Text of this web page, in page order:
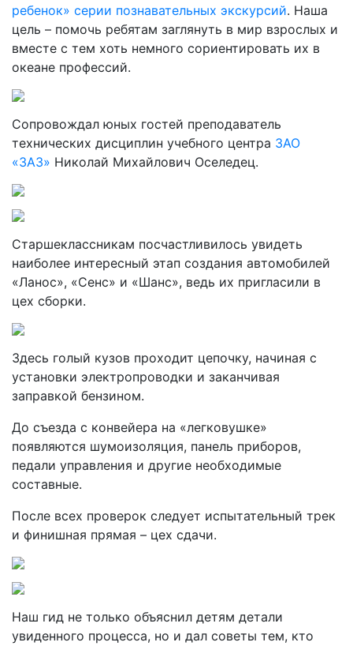
ребенок» серии познавательных экскурсий. Наша
цель – помочь ребятам заглянуть в мир взрослых и
вместе с тем хоть немного сориентировать их в
океане профессий.
Сопровождал юных гостей преподаватель
технических дисциплин учебного центра ЗАО
«ЗАЗ» Николай Михайлович Оселедец.
Старшеклассникам посчастливилось увидеть
наиболее интересный этап создания автомобилей
«Ланос», «Сенс» и «Шанс», ведь их пригласили в
цех сборки.
Здесь голый кузов проходит цепочку, начиная с
установки электропроводки и заканчивая
заправкой бензином.
До съезда с конвейера на «легковушке»
появляются шумоизоляция, панель приборов,
педали управления и другие необходимые
составные.
После всех проверок следует испытательный трек
и финишная прямая – цех сдачи.
Наш гид не только объяснил детям детали
увиденного процесса, но и дал советы тем, кто